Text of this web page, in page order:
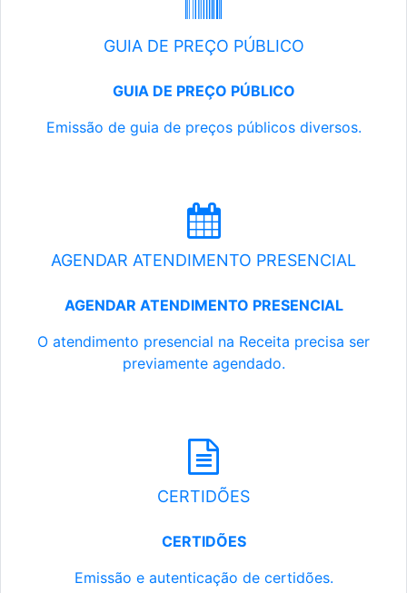
GUIA DE PREÇO PÚBLICO
GUIA DE PREÇO PÚBLICO
Emissão de guia de preços públicos diversos.
AGENDAR ATENDIMENTO PRESENCIAL
AGENDAR ATENDIMENTO PRESENCIAL
O atendimento presencial na Receita precisa ser
previamente agendado.
CERTIDÕES
CERTIDÕES
Emissão e autenticação de certidões.